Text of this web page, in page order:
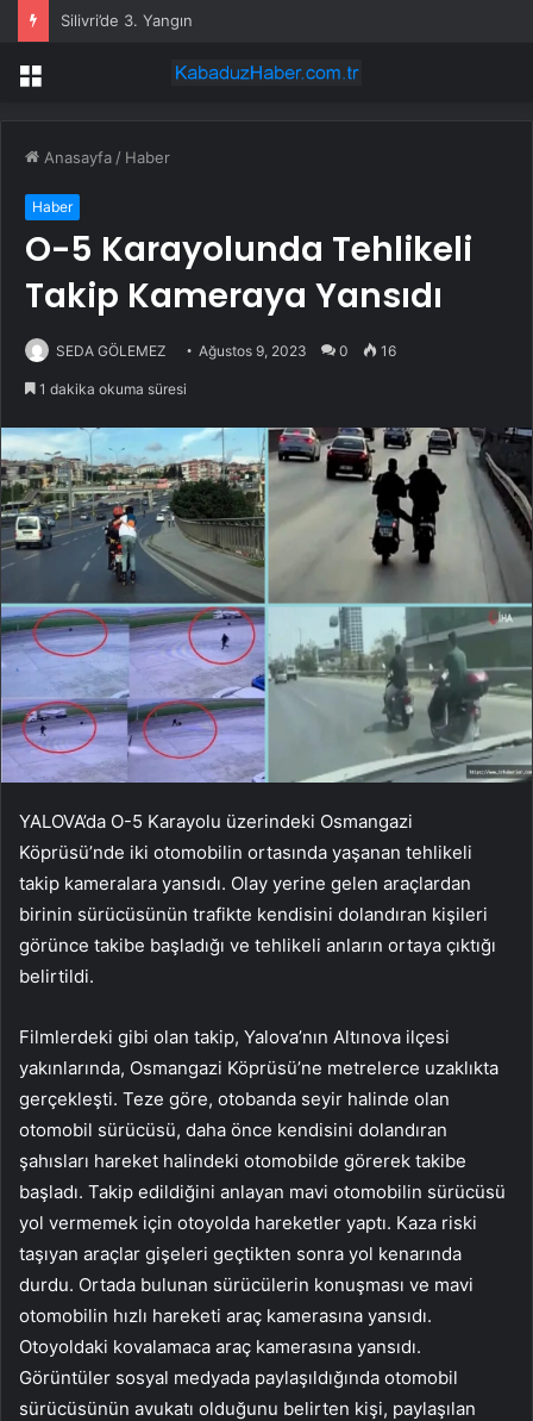
Silivri’de 3. Yangın
Menü
Anasayfa / Haber
Haber
O-5 Karayolunda Tehlikeli
Takip Kameraya Yansıdı
SEDA GÖLEMEZ Ağustos 9, 2023 0 16
1 dakika okuma süresi
YALOVA’da O-5 Karayolu üzerindeki Osmangazi
Köprüsü’nde iki otomobilin ortasında yaşanan tehlikeli
takip kameralara yansıdı. Olay yerine gelen araçlardan
birinin sürücüsünün trafikte kendisini dolandıran kişileri
görünce takibe başladığı ve tehlikeli anların ortaya çıktığı
belirtildi.
Filmlerdeki gibi olan takip, Yalova’nın Altınova ilçesi
yakınlarında, Osmangazi Köprüsü’ne metrelerce uzaklıkta
gerçekleşti. Teze göre, otobanda seyir halinde olan
otomobil sürücüsü, daha önce kendisini dolandıran
şahısları hareket halindeki otomobilde görerek takibe
başladı. Takip edildiğini anlayan mavi otomobilin sürücüsü
yol vermemek için otoyolda hareketler yaptı. Kaza riski
taşıyan araçlar gişeleri geçtikten sonra yol kenarında
durdu. Ortada bulunan sürücülerin konuşması ve mavi
otomobilin hızlı hareketi araç kamerasına yansıdı.
Otoyoldaki kovalamaca araç kamerasına yansıdı.
Görüntüler sosyal medyada paylaşıldığında otomobil
sürücüsünün avukatı olduğunu belirten kişi, paylaşılan